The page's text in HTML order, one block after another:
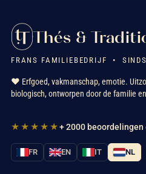
Thés &
FRANS FAMILIEBEDRIJF •
❤️ Erfgoed, vakmanschap, emotie.
biologisch, ontworpen door de familie
★★★★★+ 2000 beoordelingen
FR EN IT NL